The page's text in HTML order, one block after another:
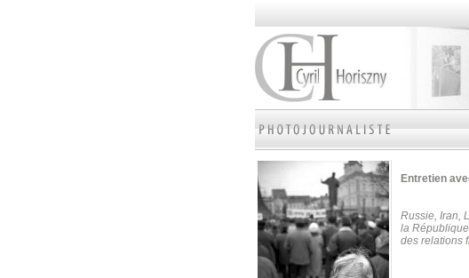
Entretien
Russie, Iran,
la
des relations